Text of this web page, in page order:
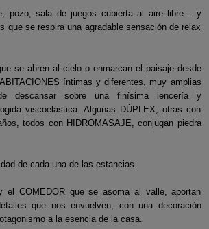
pozo, sala de juegos cubierta al aire libre... y
que se respira una agradable sensación de relax
se abren al cielo o enmarcan el paisaje desde
íntimas y diferentes, muy amplias
descansar sobre una finísima lencería y
viscoelástica. Algunas DÚPLEX, otras con
todos con HIDROMASAJE, conjugan piedra
de cada una de las estancias.
el COMEDOR que se asoma al valle, aportan
que nos envuelven, con una decoración
a la esencia de la casa.